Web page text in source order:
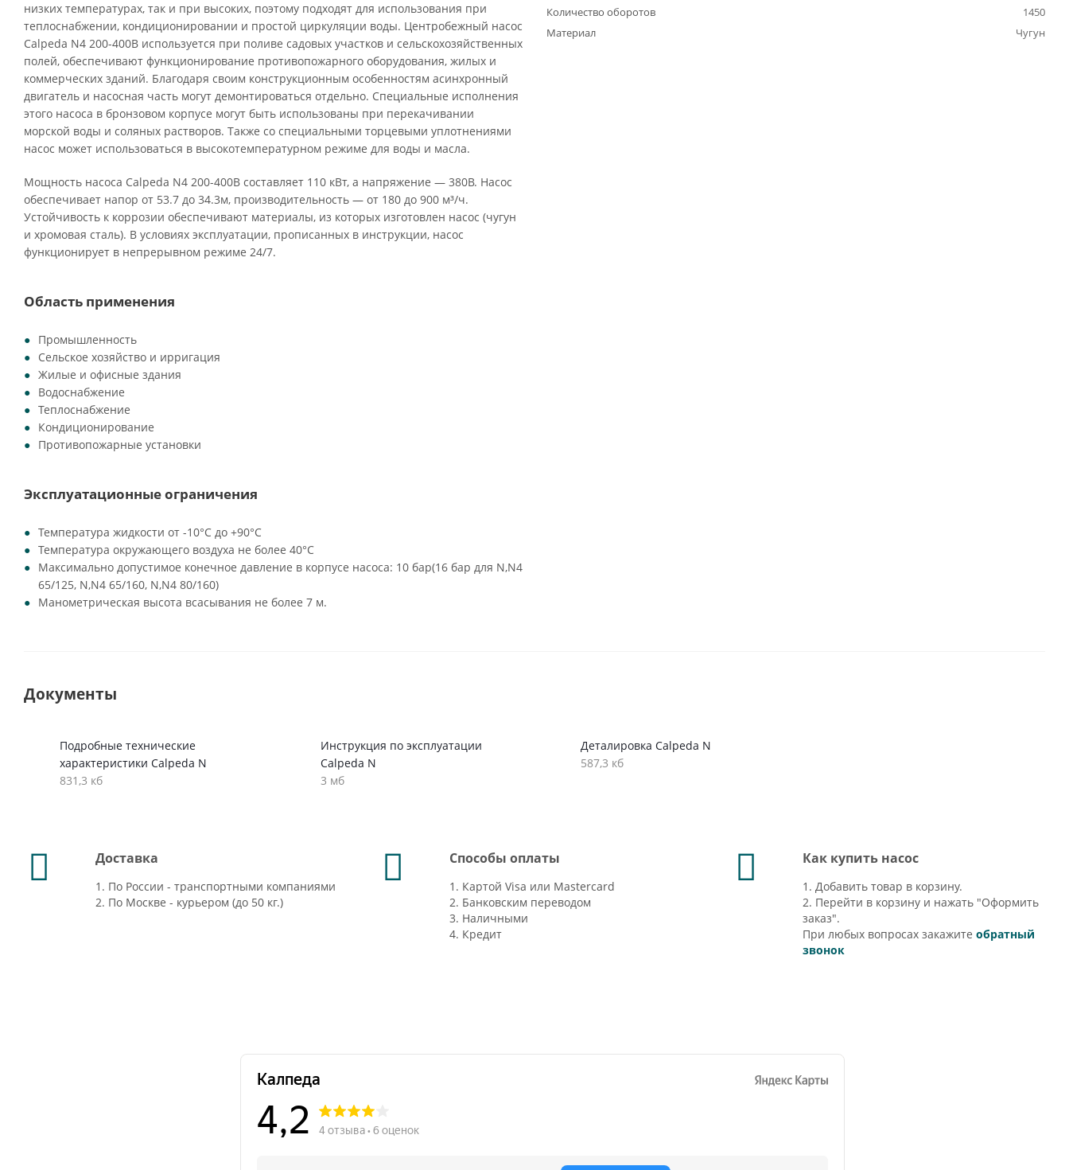
низких температурах, так и при высоких, поэтому подходят для использования при
теплоснабжении, кондиционировании и простой циркуляции воды. Центробежный насос
Calpeda N4 200-400B используется при поливе садовых участков и сельскохозяйственных
полей, обеспечивают функционирование противопожарного оборудования, жилых и
коммерческих зданий. Благодаря своим конструкционным особенностям асинхронный
двигатель и насосная часть могут демонтироваться отдельно. Специальные исполнения
этого насоса в бронзовом корпусе могут быть использованы при перекачивании
морской воды и соляных растворов. Также со специальными торцевыми уплотнениями
насос может использоваться в высокотемпературном режиме для воды и масла.
Мощность насоса Calpeda N4 200-400B составляет 110 кВт, а напряжение — 380В. Насос
обеспечивает напор от 53.7 до 34.3м, производительность — от 180 до 900 м³/ч.
Устойчивость к коррозии обеспечивают материалы, из которых изготовлен насос (чугун
и хромовая сталь). В условиях эксплуатации, прописанных в инструкции, насос
функционирует в непрерывном режиме 24/7.
Область применения
Промышленность
Сельское хозяйство и ирригация
Жилые и офисные здания
Водоснабжение
Теплоснабжение
Кондиционирование
Противопожарные установки
Эксплуатационные ограничения
Температура жидкости от -10°C до +90°C
Температура окружающего воздуха не более 40°C
Максимально допустимое конечное давление в корпусе насоса: 10 бар(16 бар для N,N4
65/125, N,N4 65/160, N,N4 80/160)
Манометрическая высота всасывания не более 7 м.
Количество оборотов
1450
Материал
Чугун
Документы
Подробные технические
характеристики Calpeda N
831,3 кб
Инструкция по эксплуатации
Calpeda N
3 мб
Деталировка Calpeda N
587,3 кб
Доставка
1. По России - транспортными компаниями
2. По Москве - курьером (до 50 кг.)
Способы оплаты
1. Картой Visa или Mastercard
2. Банковским переводом
3. Наличными
4. Кредит
Как купить насос
1. Добавить товар в корзину.
2. Перейти в корзину и нажать "Оформить
заказ".
При любых вопросах закажитеобратный
звонок